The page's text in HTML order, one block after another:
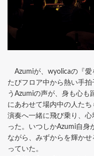
Azumiが、wyolicaの『愛
たびフロア中から熱い手
うAzumiの声が、身も心も
にあわせて場内中の人た
演奏へ一緒に飛び乗り、
った。いつしかAzumi自身
ながら、みずからを輝か
っていた。